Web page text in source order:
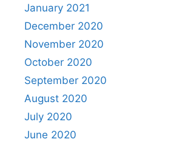
January 2021
December 2020
November 2020
October 2020
September 2020
August 2020
July 2020
June 2020